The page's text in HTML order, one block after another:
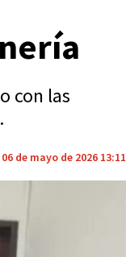
con las
de mayo de 2026 13:11